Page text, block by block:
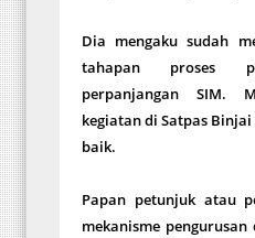
Dia mengaku sudah
tahapan proses
perpanjangan SIM.
kegiatan di Satpas
baik.
Papan petunjuk atau
mekanisme